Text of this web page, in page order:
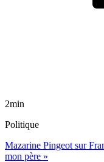
2min
Politique
Mazarine Pingeot sur
mon père »